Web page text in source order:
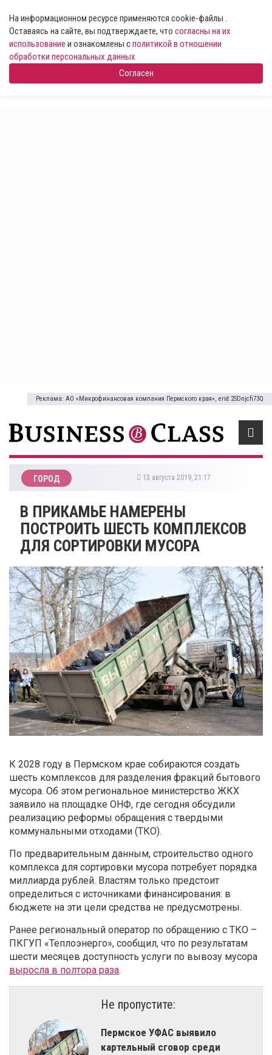
На информационном ресурсе применяются cookie-файлы .
Оставаясь на сайте, вы подтверждаете, что согласны на их
использование и ознакомлены сполитикой в отношении
обработки персональных данных
Согласен
Реклама: АО «Микрофинансовая компания Пермского края», erid:2SDnjcfi73Q
ГОРОД 13 августа 2019, 21:17
В ПРИКАМЬЕ НАМЕРЕНЫ
ПОСТРОИТЬ ШЕСТЬ КОМПЛЕКСОВ
ДЛЯ СОРТИРОВКИ МУСОРА
К 2028 году в Пермском крае собираются создать
шесть комплексов для разделения фракций бытового
мусора. Об этом региональное министерство ЖКХ
заявило на площадке ОНФ, где сегодня обсудили
реализацию реформы обращения с твердыми
коммунальными отходами (ТКО).
По предварительным данным, строительство одного
комплекса для сортировки мусора потребует порядка
миллиарда рублей. Властям только предстоит
определиться с источниками финансирования: в
бюджете на эти цели средства не предусмотрены.
Ранее региональный оператор по обращению с ТКО –
ПКГУП «Теплоэнерго», сообщил, что по результатам
шести месяцев доступность услуги по вывозу мусора
выросла в полтора раза.
Не пропустите:
Пермское УФАС выявило
картельный сговор среди